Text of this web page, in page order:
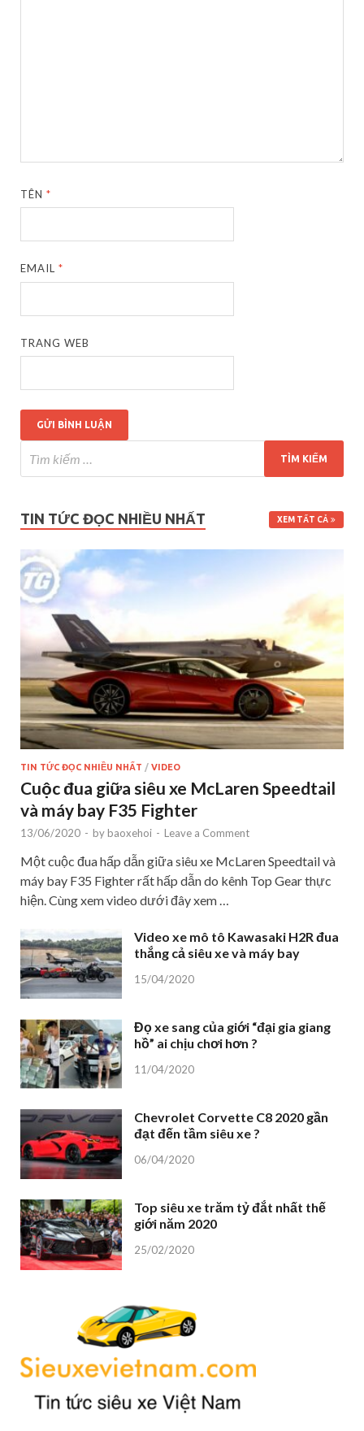
TÊN*
EMAIL*
TRANG WEB
TIN TỨC ĐỌC NHIỀU NHẤT XEM TẤT CẢ
TIN TỨC ĐỌC NHIỀU NHẤT / VIDEO
Cuộc đua giữa siêu xe McLaren Speedtail
và máy bay F35 Fighter
13/06/2020 - by baoxehoi - Leave a Comment
Một cuộc đua hấp dẫn giữa siêu xe McLaren Speedtail và
máy bay F35 Fighter rất hấp dẫn do kênh Top Gear thực
hiện. Cùng xem video dưới đây xem …
Video xe mô tô Kawasaki H2R đua
thắng cả siêu xe và máy bay
15/04/2020
Đọ xe sang của giới “đại gia giang
hồ” ai chịu chơi hơn ?
11/04/2020
Chevrolet Corvette C8 2020 gần
đạt đến tầm siêu xe ?
06/04/2020
Top siêu xe trăm tỷ đắt nhất thế
giới năm 2020
25/02/2020